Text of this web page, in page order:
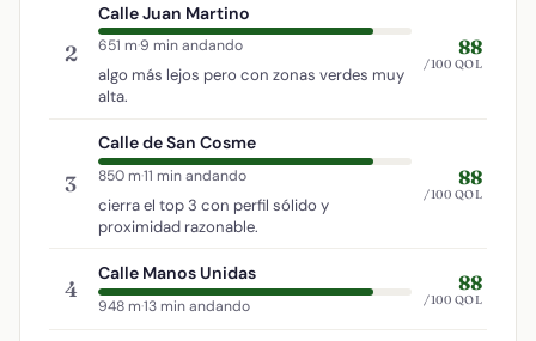
2
Calle Juan Martino
651 m·9 min andando
algo más lejos pero con zonas verdes muy
alta.
88
/100 QOL
3
Calle de San Cosme
850 m·11 min andando
cierra el top 3 con perfil sólido y
proximidad razonable.
88
/100 QOL
4
Calle Manos Unidas
948 m·13 min andando
88
/100 QOL